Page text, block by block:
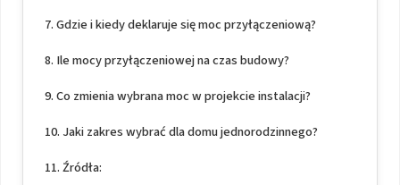
Gdzie i kiedy deklaruje się moc przyłączeniową?
Ile mocy przyłączeniowej na czas budowy?
Co zmienia wybrana moc w projekcie instalacji?
Jaki zakres wybrać dla domu jednorodzinnego?
Źródła: